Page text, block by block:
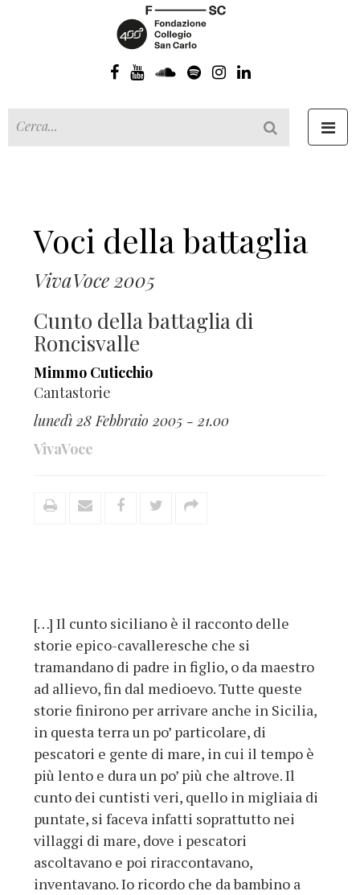
Voci della battaglia
VivaVoce 2005
Cunto della battaglia di
Roncisvalle
Mimmo Cuticchio
Cantastorie
lunedì 28 Febbraio 2005 - 21.00
VivaVoce
[…] Il cunto siciliano è il racconto delle
storie epico-cavalleresche che si
tramandano di padre in figlio, o da maestro
ad allievo, fin dal medioevo. Tutte queste
storie finirono per arrivare anche in Sicilia,
in questa terra un po’ particolare, di
pescatori e gente di mare, in cui il tempo è
più lento e dura un po’ più che altrove. Il
cunto dei cuntisti veri, quello in migliaia di
puntate, si faceva infatti soprattutto nei
villaggi di mare, dove i pescatori
ascoltavano e poi riraccontavano,
inventavano. Io ricordo che da bambino a